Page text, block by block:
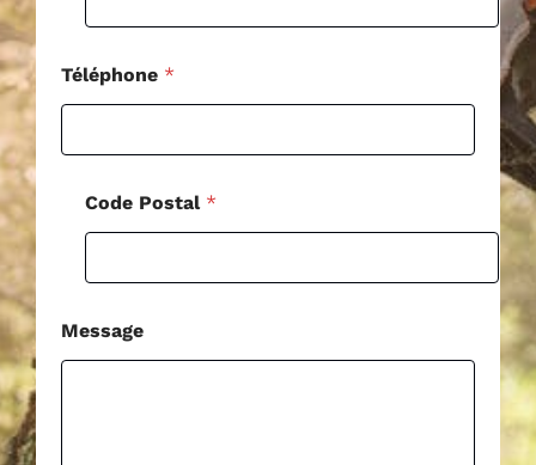
Téléphone *
Code Postal *
g
*
Message